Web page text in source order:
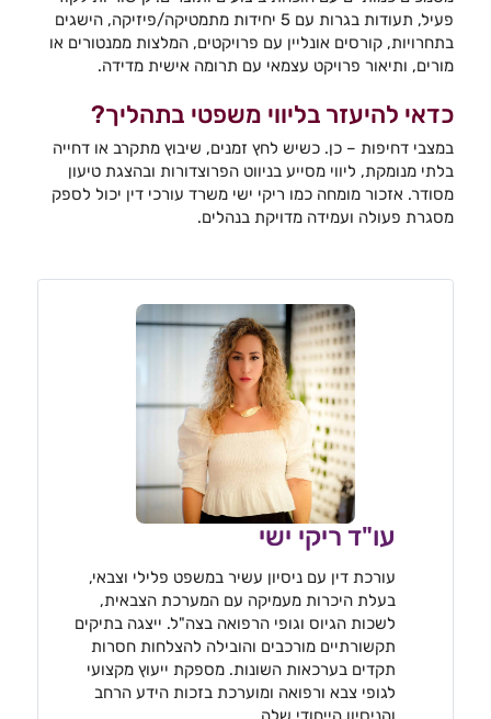
פעיל, תעודות בגרות עם 5 יחידות מתמטיקה/פיזיקה, הישגים
בתחרויות, קורסים אונליין עם פרויקטים, המלצות ממנטורים או
מורים, ותיאור פרויקט עצמאי עם תרומה אישית מדידה.
כדאי להיעזר בליווי משפטי בתהליך?
במצבי דחיפות – כן. כשיש לחץ זמנים, שיבוץ מתקרב או דחייה
בלתי מנומקת, ליווי מסייע בניווט הפרוצדורות ובהצגת טיעון
מסודר. אזכור מומחה כמו ריקי ישי משרד עורכי דין יכול לספק
מסגרת פעולה ועמידה מדויקת בנהלים.
עו"ד ריקי ישי
עורכת דין עם ניסיון עשיר במשפט פלילי וצבאי,
בעלת היכרות מעמיקה עם המערכת הצבאית,
לשכות הגיוס וגופי הרפואה בצה"ל. ייצגה בתיקים
תקשורתיים מורכבים והובילה להצלחות חסרות
תקדים בערכאות השונות. מספקת ייעוץ מקצועי
לגופי צבא ורפואה ומוערכת בזכות הידע הרחב